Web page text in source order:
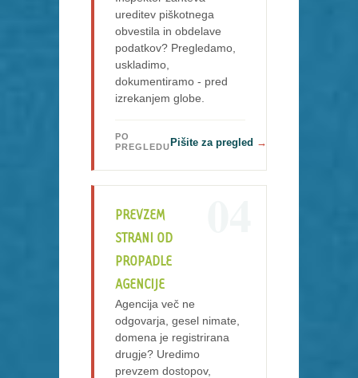
ureditev piškotnega
obvestila in obdelave
podatkov? Pregledamo,
uskladimo,
dokumentiramo - pred
izrekanjem globe.
PO
PREGLEDUPišite za pregled
PREVZEM
STRANI OD
PROPADLE
AGENCIJE
Agencija več ne
odgovarja, gesel nimate,
domena je registrirana
drugje? Uredimo
prevzem dostopov,